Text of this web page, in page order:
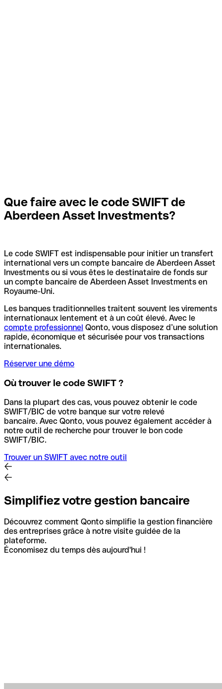
Que faire avec le code SWIFT de
Aberdeen Asset Investments?
Le code SWIFT est indispensable pour initier un transfert
international vers un compte bancaire de Aberdeen Asset
Investments ou si vous êtes le destinataire de fonds sur
un compte bancaire de Aberdeen Asset Investments en
Royaume-Uni.
Les banques traditionnelles traitent souvent les virements
internationaux lentement et à un coût élevé. Avec le
compte professionnel Qonto, vous disposez d’une solution
rapide, économique et sécurisée pour vos transactions
internationales.
Réserver une démo
Où trouver le code SWIFT ?
Dans la plupart des cas, vous pouvez obtenir le code
SWIFT/BIC de votre banque sur votre relevé
bancaire. Avec Qonto, vous pouvez également accéder à
notre outil de recherche pour trouver le bon code
SWIFT/BIC.
Trouver un SWIFT avec notre outil
Simplifiez votre gestion bancaire
Découvrez comment Qonto simplifie la gestion financière
des entreprises grâce à notre visite guidée de la
plateforme.
Économisez du temps dès aujourd'hui !